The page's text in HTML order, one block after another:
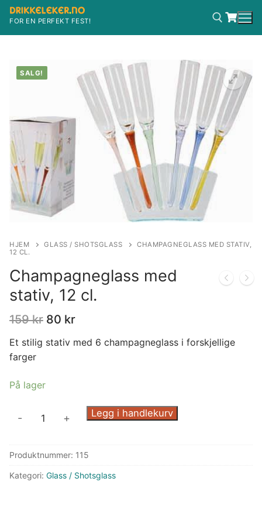
Hopp
innholdet
FOR EN PERFEKT FEST!
Søk etter:
SALG!
HJEM GLASS / SHOTSGLASS
CHAMPAGNEGLASS MED STATIV,
12 CL.
Champagneglass med
stativ, 12 cl.
159kr 80 kr
Et stilig stativ med 6 champagneglass i forskjellige
farger
På lager
Champagneglass
12
cl.
- + Legg i handlekurv
Produktnummer: 115
Kategori: Glass / Shotsglass